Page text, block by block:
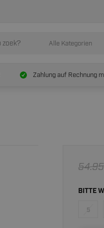
Alle Kategorien
Zahlung auf Rechnung
54.95
BITTE
5